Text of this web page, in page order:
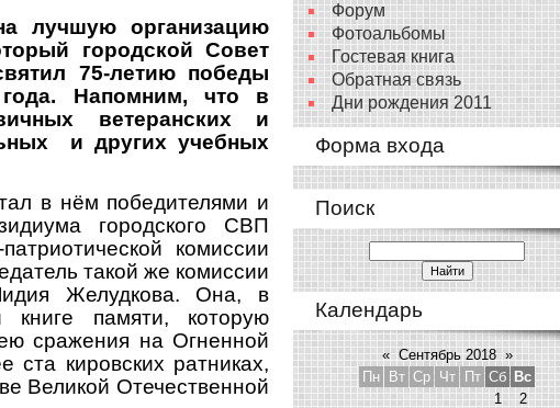
лучшую организацию
городской Совет
75-летию победы
Напомним, что в
ветеранских и
и других учебных
в нём победителями и
городского СВП
комиссии
такой же комиссии
Желудкова. Она, в
памяти, которую
сражения на Огненной
кировских ратниках,
Великой Отечественной
Форум
Фотоальбомы
Гостевая книга
Обратная связь
Дни рождения 2011
Форма входа
Поиск
Календарь
« Сентябрь 2018 »
Пн
Вт Ср Чт Пт Сб Вс
1
2